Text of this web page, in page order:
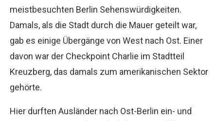
meistbesuchten Berlin Sehenswürdigkeiten.
Damals, als die Stadt durch die Mauer geteilt war,
gab es einige Übergänge von West nach Ost. Einer
davon war der Checkpoint Charlie im Stadtteil
Kreuzberg, das damals zum amerikanischen Sektor
gehörte.
Hier durften Ausländer nach Ost-Berlin ein- und